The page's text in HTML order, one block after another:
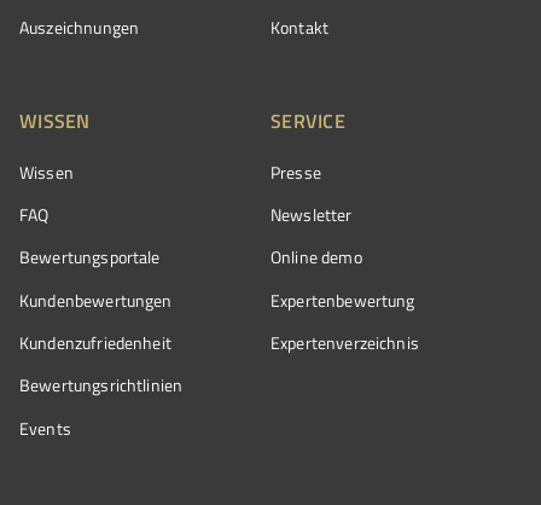
Auszeichnungen
Kontakt
WISSEN
Wissen
FAQ
Bewertungsportale
Kundenbewertungen
Kundenzufriedenheit
Bewertungs­richtlinien
Events
SERVICE
Presse
Newsletter
Online demo
Expertenbewertung
Expertenverzeichnis